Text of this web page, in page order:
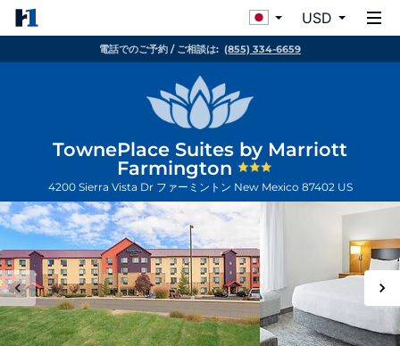
USD
電話でのご予約 / ご相談は: (855) 334-6659
TownePlace Suites by Marriott
Farmington
4200 Sierra Vista Dr ファーミントン New Mexico 87402 US